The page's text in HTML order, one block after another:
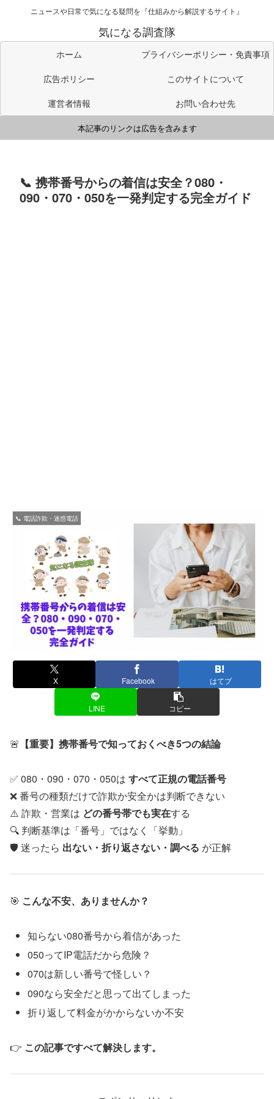
ニュースや日常で気になる疑問を『仕組みから解説するサイト』
気になる調査隊
ホーム
プライバシーポリシー・免責事項
広告ポリシー
このサイトについて
運営者情報
お問い合わせ先
本記事のリンクは広告を含みます
📞 携帯番号からの着信は安全？080・
090・070・050を一発判定する完全ガイド
📞 電話詐欺・迷惑電話
X Facebook はてブ
LINE コピー
🚨 【重要】携帯番号で知っておくべき5つの結論
✅ 080・090・070・050は すべて正規の電話番号
❌ 番号の種類だけで詐欺か安全かは判断できない
⚠️ 詐欺・営業は どの番号帯でも実在する
🔍 判断基準は「番号」ではなく「挙動」
🛡️ 迷ったら 出ない・折り返さない・調べる が正解
🎯 こんな不安、ありませんか？
知らない080番号から着信があった
050ってIP電話だから危険？
070は新しい番号で怪しい？
090なら安全だと思って出てしまった
折り返して料金がかからないか不安
👉 この記事ですべて解決します。